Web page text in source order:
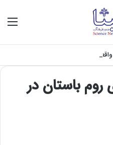
می‌شود؟
باستان در